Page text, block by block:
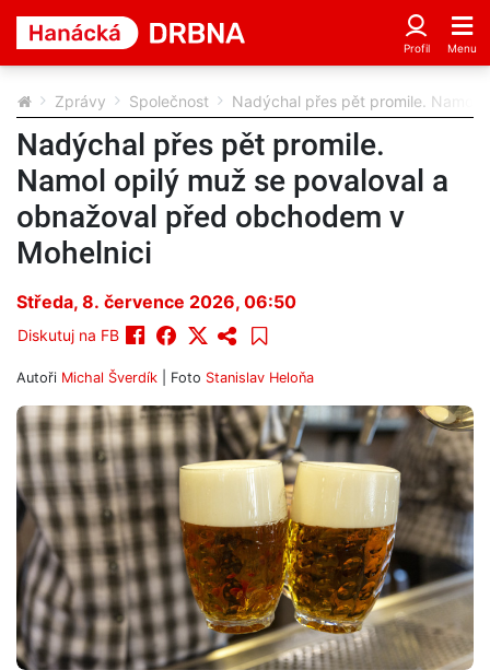
Zprávy Společnost Nadýchal přes pět promile. Namol
Nadýchal přes pět promile.
Namol opilý muž se povaloval a
obnažoval před obchodem v
Mohelnici
Středa, 8. července 2026, 06:50
Diskutuj na FB
Autoři Michal Šverdík | Foto Stanislav Heloňa